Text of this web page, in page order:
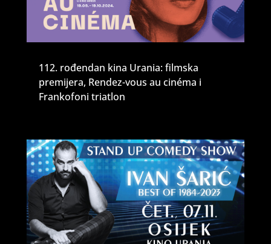
112. rođendan kina Urania: filmska
premijera, Rendez-vous au cinéma i
Frankofoni triatlon